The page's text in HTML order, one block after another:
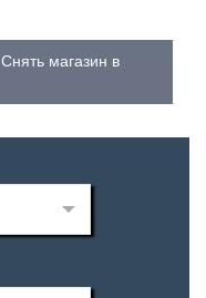
Снять магазин в